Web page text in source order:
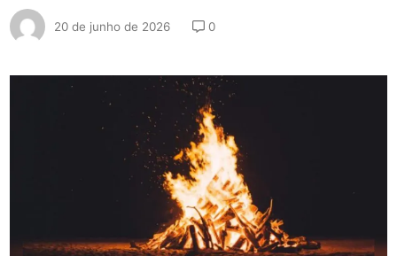
20 de junho de 2026 0